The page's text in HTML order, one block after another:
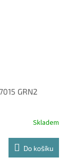
GRN2
Skladem
Do košíku